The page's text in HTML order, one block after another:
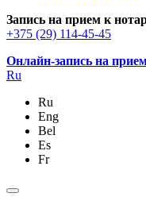
Запись на прием к
+375 (29) 114-45-45
Онлайн-запись на
Ru
Ru
Eng
Bel
Es
Fr